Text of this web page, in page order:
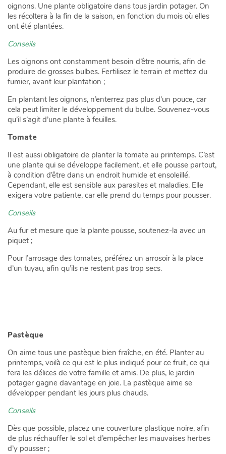
oignons. Une plante obligatoire dans tous jardin potager. On
les récoltera à la fin de la saison, en fonction du mois où elles
ont été plantées.
Conseils
Les oignons ont constamment besoin d’être nourris, afin de
produire de grosses bulbes. Fertilisez le terrain et mettez du
fumier, avant leur plantation ;
En plantant les oignons, n’enterrez pas plus d’un pouce, car
cela peut limiter le développement du bulbe. Souvenez-vous
qu’il s’agit d’une plante à feuilles.
Tomate
Il est aussi obligatoire de planter la tomate au printemps. C’est
une plante qui se développe facilement, et elle pousse partout,
à condition d’être dans un endroit humide et ensoleillé.
Cependant, elle est sensible aux parasites et maladies. Elle
exigera votre patiente, car elle prend du temps pour pousser.
Conseils
Au fur et mesure que la plante pousse, soutenez-la avec un
piquet ;
Pour l’arrosage des tomates, préférez un arrosoir à la place
d’un tuyau, afin qu’ils ne restent pas trop secs.
Pastèque
On aime tous une pastèque bien fraîche, en été. Planter au
printemps, voilà ce qui est le plus indiqué pour ce fruit, ce qui
fera les délices de votre famille et amis. De plus, le jardin
potager gagne davantage en joie. La pastèque aime se
développer pendant les jours plus chauds.
Conseils
Dès que possible, placez une couverture plastique noire, afin
de plus réchauffer le sol et d’empêcher les mauvaises herbes
d’y pousser ;